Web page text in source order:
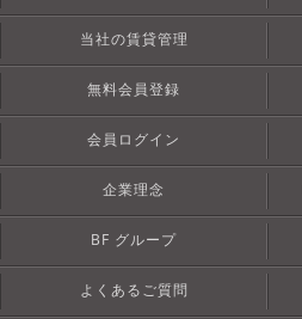
当社の賃貸管理
無料会員登録
会員ログイン
企業理念
BF グループ
よくあるご質問